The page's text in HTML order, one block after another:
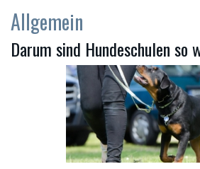
Allgemein
Darum sind Hundeschulen so